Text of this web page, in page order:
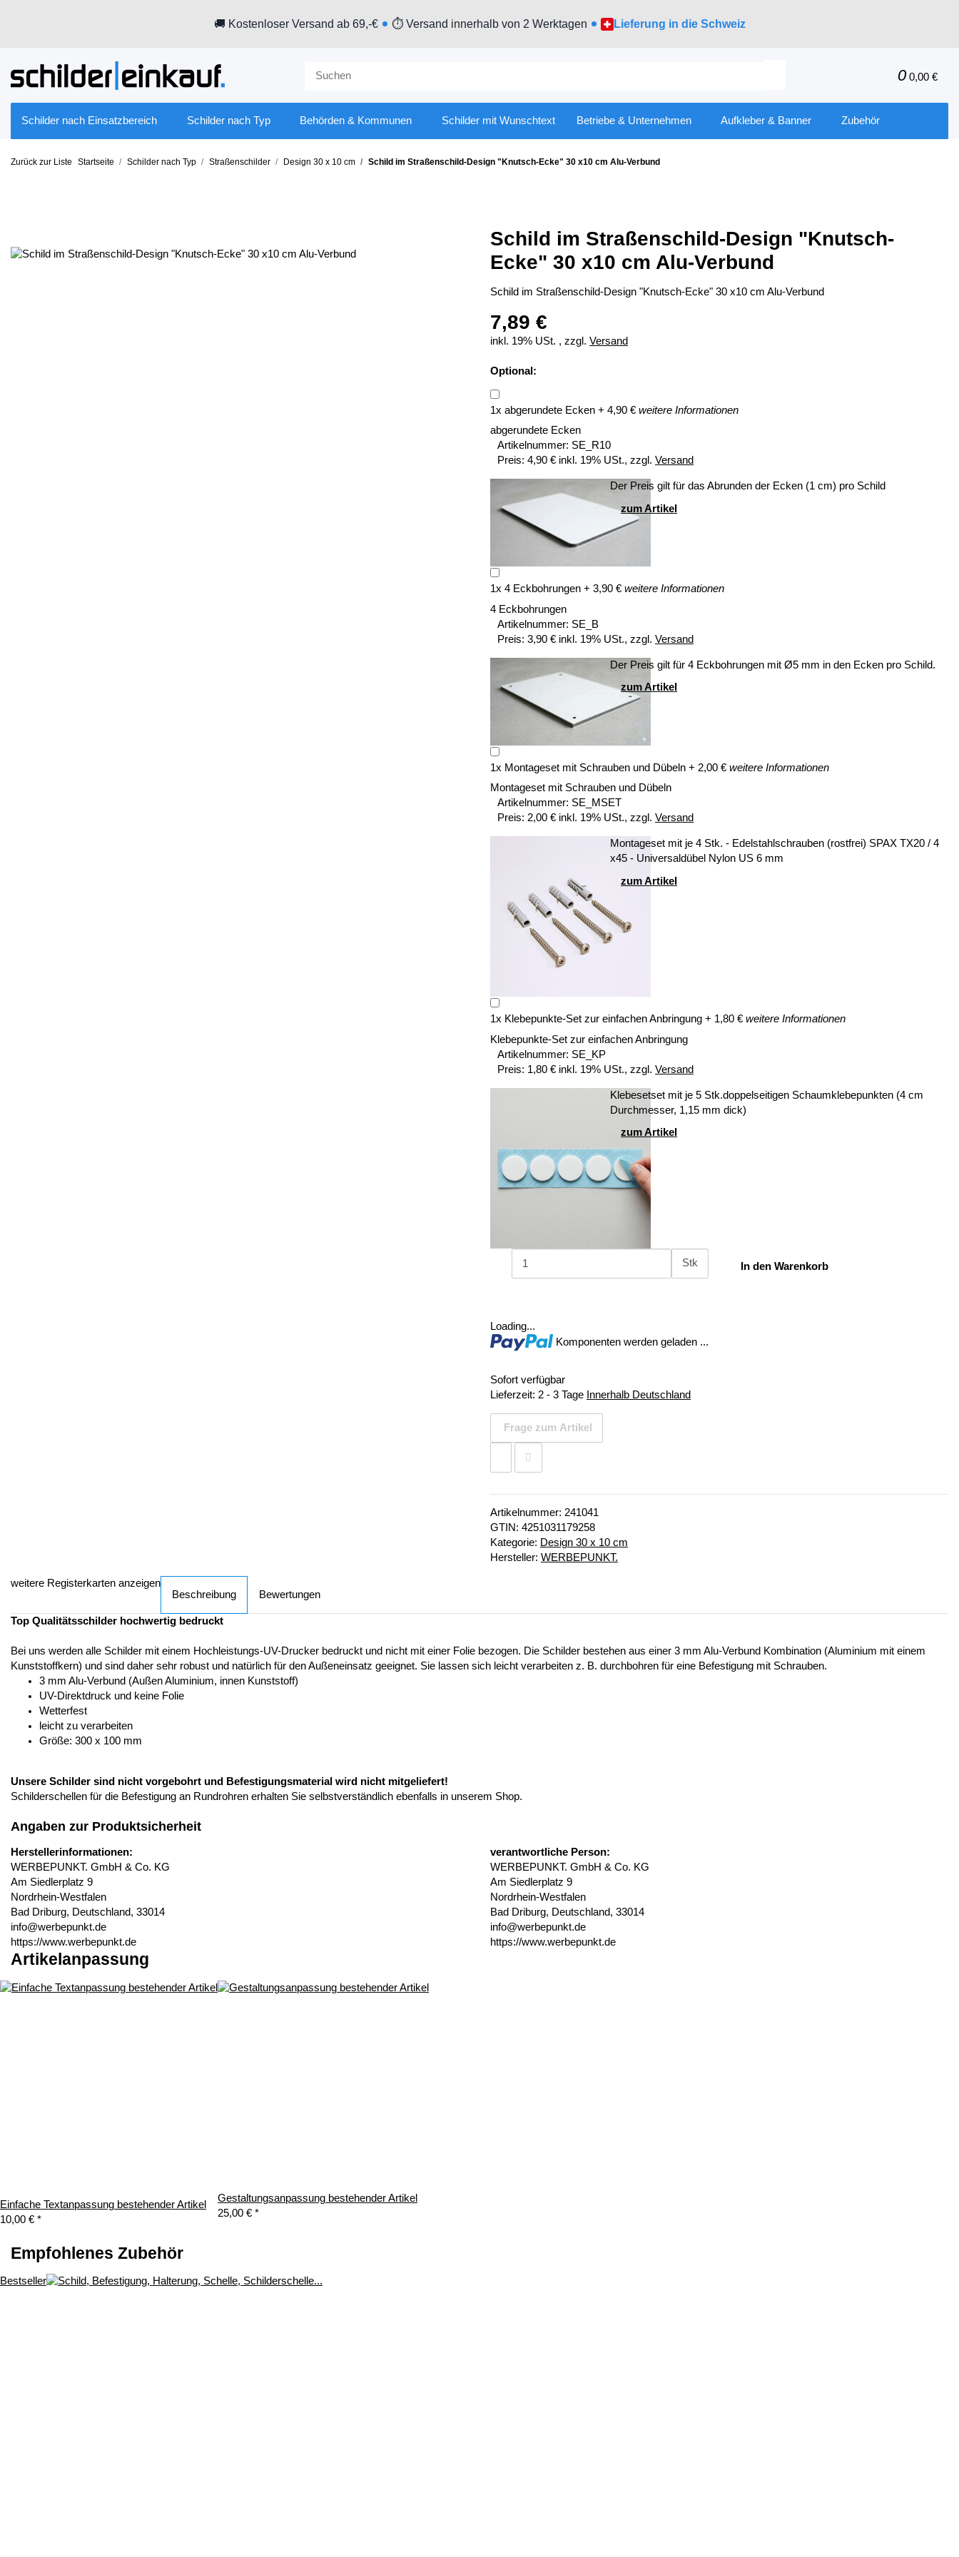
🚚 Kostenloser Versand ab 69,-€ ⏱ Versand innerhalb von 2 Werktagen Lieferung in die Schweiz
0 0,00 €
Schilder nach Einsatzbereich Schilder nach Typ Behörden & Kommunen Schilder mit Wunschtext Betriebe & Unternehmen Aufkleber & Banner Zubehör
Zurück zur Liste Startseite Schilder nach Typ Straßenschilder Design 30 x 10 cm Schild im Straßenschild-Design "Knutsch-Ecke" 30 x10 cm Alu-Verbund
Schild im Straßenschild-Design "Knutsch-
Ecke" 30 x10 cm Alu-Verbund
Schild im Straßenschild-Design "Knutsch-Ecke" 30 x10 cm Alu-Verbund
7,89 €
inkl. 19% USt. , zzgl. Versand
Optional:
1x abgerundete Ecken + 4,90 € weitere Informationen
abgerundete Ecken
Artikelnummer: SE_R10
Preis: 4,90 € inkl. 19% USt., zzgl. Versand
Der Preis gilt für das Abrunden der Ecken (1 cm) pro Schild
zum Artikel
1x 4 Eckbohrungen + 3,90 € weitere Informationen
4 Eckbohrungen
Artikelnummer: SE_B
Preis: 3,90 € inkl. 19% USt., zzgl. Versand
Der Preis gilt für 4 Eckbohrungen mit Ø5 mm in den Ecken pro Schild.
zum Artikel
1x Montageset mit Schrauben und Dübeln + 2,00 € weitere Informationen
Montageset mit Schrauben und Dübeln
Artikelnummer: SE_MSET
Preis: 2,00 € inkl. 19% USt., zzgl. Versand
Montageset mit je 4 Stk. - Edelstahlschrauben (rostfrei) SPAX TX20 / 4
x45 - Universaldübel Nylon US 6 mm
zum Artikel
1x Klebepunkte-Set zur einfachen Anbringung + 1,80 € weitere Informationen
Klebepunkte-Set zur einfachen Anbringung
Artikelnummer: SE_KP
Preis: 1,80 € inkl. 19% USt., zzgl. Versand
Klebesetset mit je 5 Stk.doppelseitigen Schaumklebepunkten (4 cm
Durchmesser, 1,15 mm dick)
zum Artikel
Stk In den Warenkorb
Loading...
Komponenten werden geladen ...
Sofort verfügbar
Lieferzeit: 2 - 3 Tage Innerhalb Deutschland
Frage zum Artikel
Artikelnummer: 241041
GTIN: 4251031179258
Kategorie: Design 30 x 10 cm
Hersteller: WERBEPUNKT.
weitere Registerkarten anzeigen
Beschreibung
Bewertungen
Top Qualitätsschilder hochwertig bedruckt
Bei uns werden alle Schilder mit einem Hochleistungs-UV-Drucker bedruckt und nicht mit einer Folie bezogen. Die Schilder bestehen aus einer 3 mm Alu-Verbund Kombination (Aluminium mit einem
Kunststoffkern) und sind daher sehr robust und natürlich für den Außeneinsatz geeignet. Sie lassen sich leicht verarbeiten z. B. durchbohren für eine Befestigung mit Schrauben.
3 mm Alu-Verbund (Außen Aluminium, innen Kunststoff)
UV-Direktdruck und keine Folie
Wetterfest
leicht zu verarbeiten
Größe: 300 x 100 mm
Unsere Schilder sind nicht vorgebohrt und Befestigungsmaterial wird nicht mitgeliefert!
Schilderschellen für die Befestigung an Rundrohren erhalten Sie selbstverständlich ebenfalls in unserem Shop.
Angaben zur Produktsicherheit
Herstellerinformationen:
WERBEPUNKT. GmbH & Co. KG
Am Siedlerplatz 9
Nordrhein-Westfalen
Bad Driburg, Deutschland, 33014
info@werbepunkt.de
https://www.werbepunkt.de
verantwortliche Person:
WERBEPUNKT. GmbH & Co. KG
Am Siedlerplatz 9
Nordrhein-Westfalen
Bad Driburg, Deutschland, 33014
info@werbepunkt.de
https://www.werbepunkt.de
Artikelanpassung
Einfache Textanpassung bestehender Artikel
10,00 € *
Gestaltungsanpassung bestehender Artikel
25,00 € *
Empfohlenes Zubehör
Bestseller